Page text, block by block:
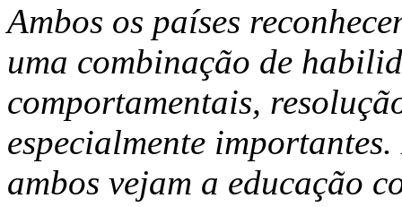
Ambos os países
uma combinação de
comportamentais,
especialmente
ambos vejam a educação